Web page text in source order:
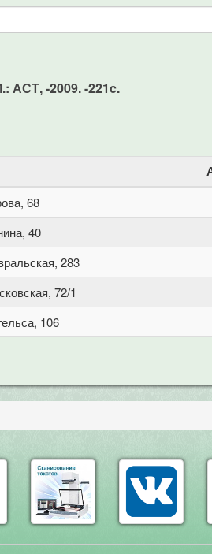
АСТ, -2009. -221c.
68
40
283
72/1
106